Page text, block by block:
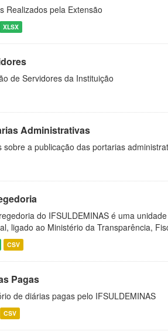
Realizados pela Extensão
XLSX
de Servidores da Instituição
Administrativas
sobre a publicação das portarias
do IFSULDEMINAS é uma
ligado ao Ministério da Transparência,
CSV
Pagas
de diárias pagas pelo IFSULDEMINAS
CSV